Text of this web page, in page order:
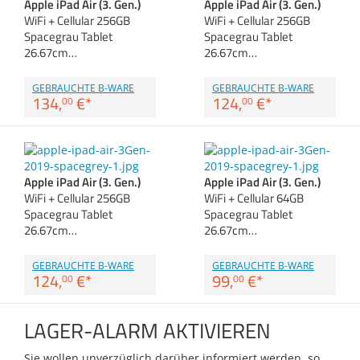
Zubehör
Anmelden | Registrieren
Merkzettel
Apple iPad Air (3. Gen.)
WiFi + Cellular 256GB
Spacegrau Tablet
26.67cm…
GEBRAUCHTE B-WARE
134,00 €*
Apple iPad Air (3. Gen.)
WiFi + Cellular 256GB
Spacegrau Tablet
26.67cm…
GEBRAUCHTE B-WARE
124,00 €*
Apple iPad Air (3. Gen.)
WiFi + Cellular 256GB
Spacegrau Tablet
26.67cm…
GEBRAUCHTE B-WARE
124,00 €*
Apple iPad Air (3. Gen.)
WiFi + Cellular 64GB
Spacegrau Tablet
26.67cm…
GEBRAUCHTE B-WARE
99,00 €*
LAGER-ALARM AKTIVIEREN